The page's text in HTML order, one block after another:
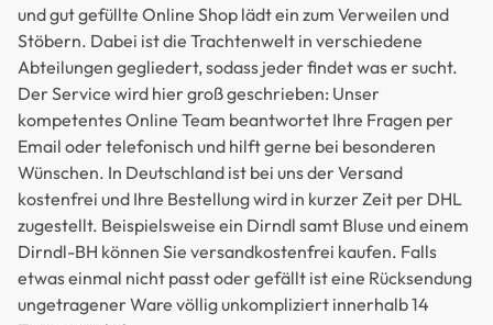
und gut gefüllte Online Shop lädt ein zum Verweilen und
Stöbern. Dabei ist die Trachtenwelt in verschiedene
Abteilungen gegliedert, sodass jeder findet was er sucht.
Der Service wird hier groß geschrieben: Unser
kompetentes Online Team beantwortet Ihre Fragen per
Email oder telefonisch und hilft gerne bei besonderen
Wünschen. In Deutschland ist bei uns der Versand
kostenfrei und Ihre Bestellung wird in kurzer Zeit per DHL
zugestellt. Beispielsweise ein Dirndl samt Bluse und einem
Dirndl-BH können Sie versandkostenfrei kaufen. Falls
etwas einmal nicht passt oder gefällt ist eine Rücksendung
ungetragener Ware völlig unkompliziert innerhalb 14